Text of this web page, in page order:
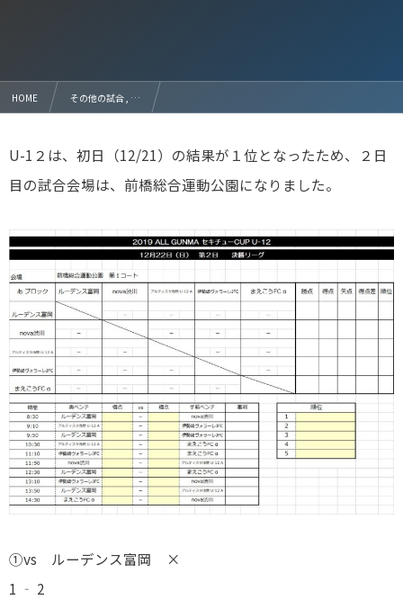
HOME その他の試合 , …
U-1２は、初日（12/21）の結果が１位となったため、２日
目の試合会場は、前橋総合運動公園になりました。
①vs ルーデンス富岡 ×
1 ‐ 2